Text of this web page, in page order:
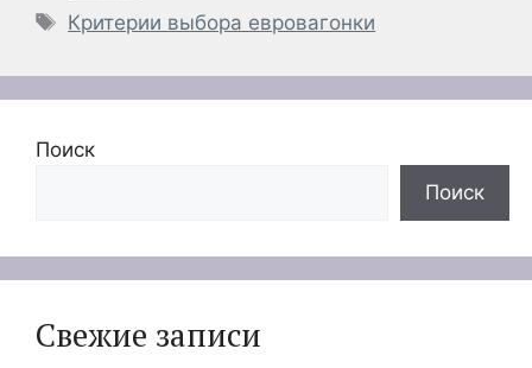
Метки
Критерии выбора евровагонки
Поиск
Поиск
Свежие записи